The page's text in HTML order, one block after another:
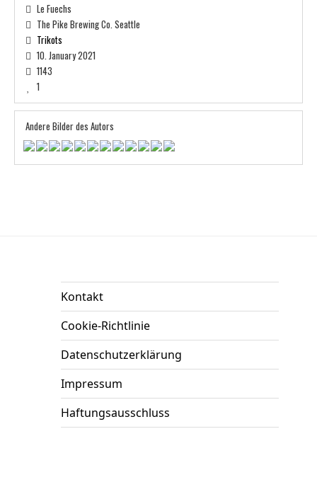
Le Fuechs
The Pike Brewing Co. Seattle
Trikots
10. January 2021
1143
1
Andere Bilder des Autors
Kontakt
Cookie-Richtlinie
Datenschutzerklärung
Impressum
Haftungsausschluss